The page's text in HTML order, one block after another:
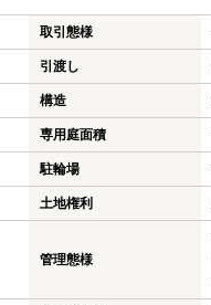
取引態様
引渡し
構造
専用庭面積
駐輪場
土地権利
管理態様